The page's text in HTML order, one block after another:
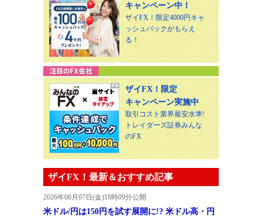
キャンペーン中！
ザイFX！限定4000円キャ
ッシュバックがもらえ
る！
ザイFX！限定
キャンペーン実施中
取引コスト業界最安水準!
トレイダーズ証券みんな
のFX
ザイFX！最新＆おすすめ記事
2026年08月07日(金)18時09分公開
米ドル/円は150円を試す展開に!? 米ドル高・円